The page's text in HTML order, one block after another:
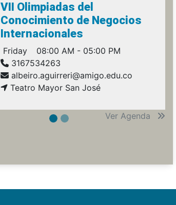
VII Olimpiadas del
Conocimiento de Negocios
Internacionales
Friday
08:00 AM - 05:00 PM
3167534263
albeiro.aguirreri@amigo.edu.co
Teatro Mayor San José
Ver Agenda